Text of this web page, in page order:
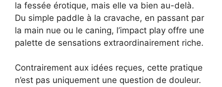
la fessée érotique, mais elle va bien au-delà.
Du simple paddle à la cravache, en passant par
la main nue ou le caning, l’impact play offre une
palette de sensations extraordinairement riche.
Contrairement aux idées reçues, cette pratique
n’est pas uniquement une question de douleur.